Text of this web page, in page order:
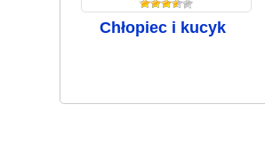
Chłopiec i kucyk